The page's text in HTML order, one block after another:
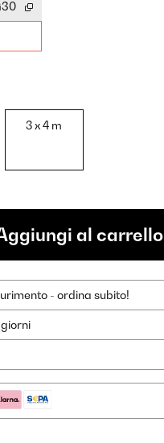
3 x 4 m
al carrello
- ordina subito!